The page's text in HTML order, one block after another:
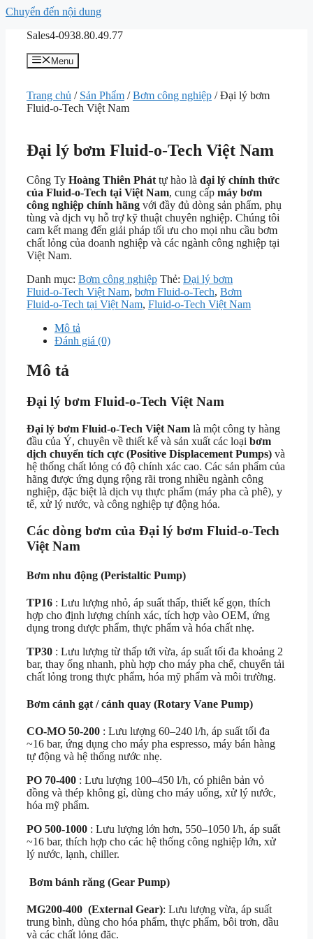
Chuyển đến nội dung
Sales4-0938.80.49.77
Menu
Trang chủ / Sản Phẩm /Bơm công nghiệp / Đại lý bơm
Fluid‑o‑Tech Việt Nam
Đại lý bơm Fluid‑o‑Tech Việt Nam
Công Ty Hoàng Thiên Phát tự hào là đại lý chính thức
của Fluid‑o‑Tech tại Việt Nam, cung cấp máy bơm
công nghiệp chính hãng với đầy đủ dòng sản phẩm, phụ
tùng và dịch vụ hỗ trợ kỹ thuật chuyên nghiệp. Chúng tôi
cam kết mang đến giải pháp tối ưu cho mọi nhu cầu bơm
chất lỏng của doanh nghiệp và các ngành công nghiệp tại
Việt Nam.
Danh mục: Bơm công nghiệp Thẻ: Đại lý bơm
Fluid‑o‑Tech Việt Nam, bơm Fluid‑o‑Tech, Bơm
Fluid‑o‑Tech tại Việt Nam, Fluid‑o‑Tech Việt Nam
Mô tả
Đánh giá (0)
Mô tả
Đại lý bơm Fluid‑o‑Tech Việt Nam
Đại lý bơm Fluid‑o‑Tech Việt Nam là một công ty hàng
đầu của Ý, chuyên về thiết kế và sản xuất các loại bơm
dịch chuyển tích cực (Positive Displacement Pumps) và
hệ thống chất lỏng có độ chính xác cao. Các sản phẩm của
hãng được ứng dụng rộng rãi trong nhiều ngành công
nghiệp, đặc biệt là dịch vụ thực phẩm (máy pha cà phê), y
tế, xử lý nước, và công nghiệp tự động hóa.
Các dòng bơm của Đại lý bơm Fluid‑o‑Tech
Việt Nam
Bơm nhu động (Peristaltic Pump)
TP16 : Lưu lượng nhỏ, áp suất thấp, thiết kế gọn, thích
hợp cho định lượng chính xác, tích hợp vào OEM, ứng
dụng trong dược phẩm, thực phẩm và hóa chất nhẹ.
TP30 : Lưu lượng từ thấp tới vừa, áp suất tối đa khoảng 2
bar, thay ống nhanh, phù hợp cho máy pha chế, chuyển tải
chất lỏng trong thực phẩm, hóa mỹ phẩm và môi trường.
Bơm cánh gạt / cánh quay (Rotary Vane Pump)
CO‑MO 50‑200 : Lưu lượng 60–240 l/h, áp suất tối đa
~16 bar, ứng dụng cho máy pha espresso, máy bán hàng
tự động và hệ thống nước nhẹ.
PO 70‑400 : Lưu lượng 100–450 l/h, có phiên bản vỏ
đồng và thép không gỉ, dùng cho máy uống, xử lý nước,
hóa mỹ phẩm.
PO 500‑1000 : Lưu lượng lớn hơn, 550–1050 l/h, áp suất
~16 bar, thích hợp cho các hệ thống công nghiệp lớn, xử
lý nước, lạnh, chiller.
Bơm bánh răng (Gear Pump)
MG200‑400 (External Gear): Lưu lượng vừa, áp suất
trung bình, dùng cho hóa phẩm, thực phẩm, bôi trơn, dầu
và các chất lỏng đặc.